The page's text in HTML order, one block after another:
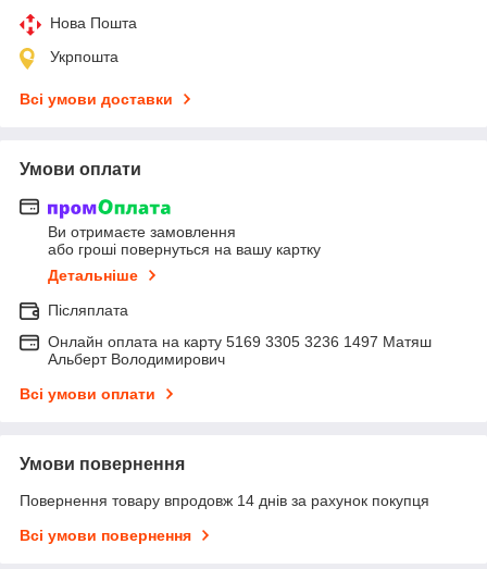
Нова Пошта
Укрпошта
Всі умови доставки
Умови оплати
Ви отримаєте замовлення
або гроші повернуться на вашу картку
Детальніше
Післяплата
Онлайн оплата на карту 5169 3305 3236 1497 Матяш
Альберт Володимирович
Всі умови оплати
Умови повернення
Повернення товару впродовж 14 днів за рахунок покупця
Всі умови повернення